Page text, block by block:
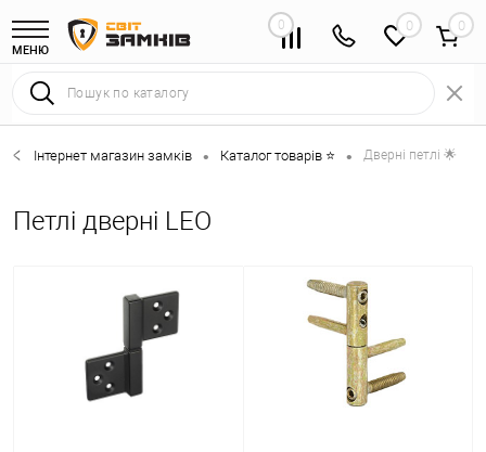
МЕНЮ
0 0
Інтернет магазин замків • Каталог товарів ⭐ • Дверні петлі 🌟
Петлі дверні LEO